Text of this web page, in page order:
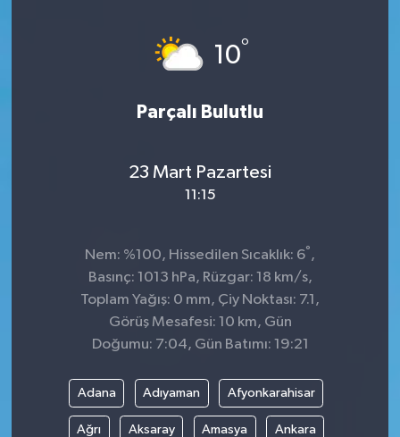
10°
Parçalı Bulutlu
23 Mart Pazartesi
11:15
Nem: %100, Hissedilen Sıcaklık: 6° ,
Basınç: 1013 hPa, Rüzgar: 18 km/s,
Toplam Yağış: 0 mm, Çiy Noktası: 7.1,
Görüş Mesafesi: 10 km, Gün
Doğumu: 7:04, Gün Batımı: 19:21
Adana Adıyaman Afyonkarahisar
Ağrı Aksaray Amasya Ankara